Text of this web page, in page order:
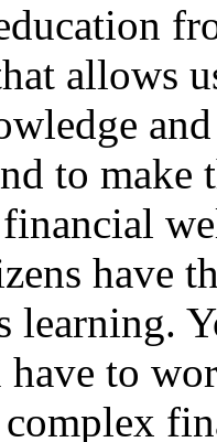
allows
to make
have
learning.
to